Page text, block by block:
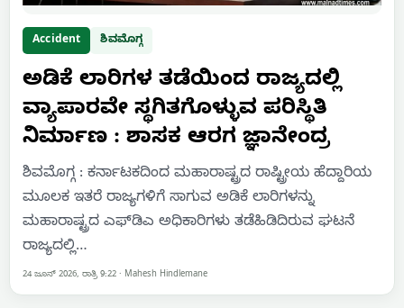
Accident ಶಿವಮೊಗ್ಗ
ಅಡಿಕೆ ಲಾರಿಗಳ ತಡೆಯಿಂದ ರಾಜ್ಯದಲ್ಲಿ
ವ್ಯಾಪಾರವೇ ಸ್ಥಗಿತಗೊಳ್ಳುವ ಪರಿಸ್ಥಿತಿ
ನಿರ್ಮಾಣ : ಶಾಸಕ ಆರಗ ಜ್ಞಾನೇಂದ್ರ
ಶಿವಮೊಗ್ಗ : ಕರ್ನಾಟಕದಿಂದ ಮಹಾರಾಷ್ಟ್ರದ ರಾಷ್ಟ್ರೀಯ ಹೆದ್ದಾರಿಯ
ಮೂಲಕ ಇತರೆ ರಾಜ್ಯಗಳಿಗೆ ಸಾಗುವ ಅಡಿಕೆ ಲಾರಿಗಳನ್ನು
ಮಹಾರಾಷ್ಟ್ರದ ಎಫ್‌ಡಿಎ ಅಧಿಕಾರಿಗಳು ತಡೆಹಿಡಿದಿರುವ ಘಟನೆ
ರಾಜ್ಯದಲ್ಲಿ…
24 ಜೂನ್ 2026, ರಾತ್ರಿ 9:22 · Mahesh Hindlemane